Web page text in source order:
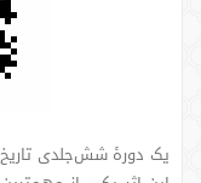
یک دورۀ شش‌جلدی تاریخ